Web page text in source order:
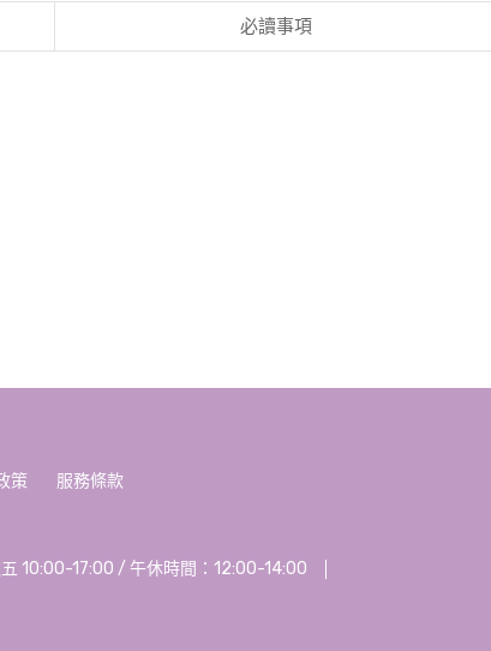
必讀事項
策 服務條款
10:00-17:00 / 午休時間：12:00-14:00